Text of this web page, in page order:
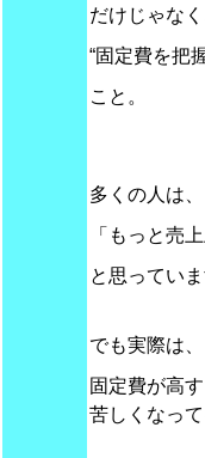
だけじゃなく
“固定費を把
こと。
多くの人は、
「もっと売
と思っていま
でも実際は、
固定費が高す
苦しくなって